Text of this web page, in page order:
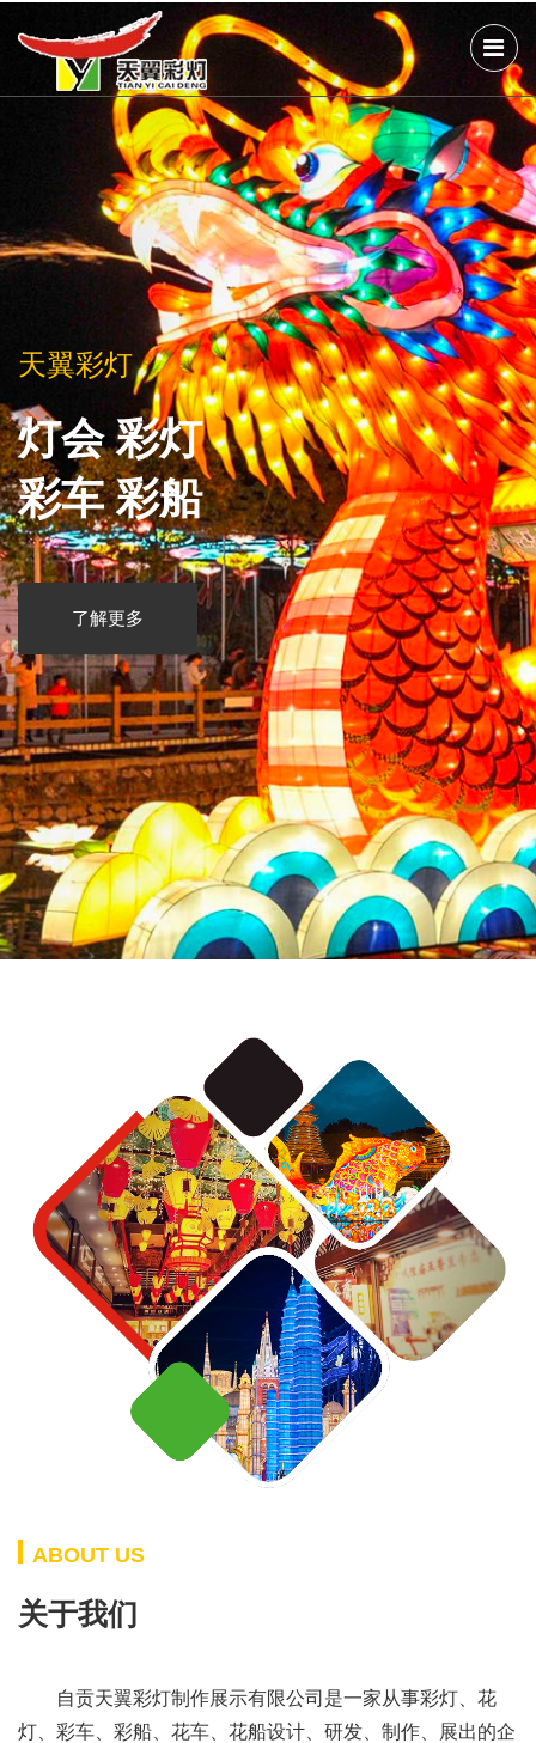
天翼彩灯
灯会 彩灯
彩车 彩船
了解更多
天翼彩灯
灯会 彩灯
彩车 彩船
了解更多
天翼彩灯
灯会 彩灯
彩车 彩船
了解更多
ABOUT US
关于我们
自贡天翼彩灯制作展示有限公司是一家从事彩灯、花
灯、彩车、彩船、花车、花船设计、研发、制作、展出的企